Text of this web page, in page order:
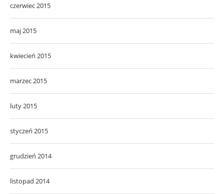
czerwiec 2015
maj 2015
kwiecień 2015
marzec 2015
luty 2015
styczeń 2015
grudzień 2014
listopad 2014